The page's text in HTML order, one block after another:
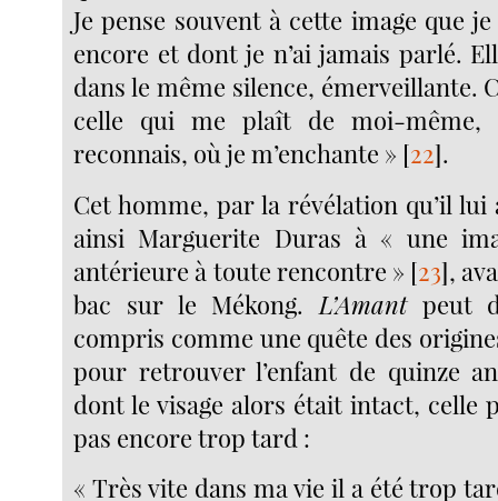
Je pense souvent à cette image que
encore et dont je n’ai jamais parlé.
dans le même silence, émerveillante.
celle qui me plaît de moi-
reconnais, où je m’enchante » [22].
Cet homme, par la révélation qu’il
ainsi Marguerite Duras à « une
antérieure à toute rencontre » [23],
bac sur le Mékong. L’Amantpeut
compris comme une quête des
pour retrouver l’enfant de quinze
dont le visage alors était intact, celle
pas encore trop tard :
« Très vite dans ma vie il a été trop